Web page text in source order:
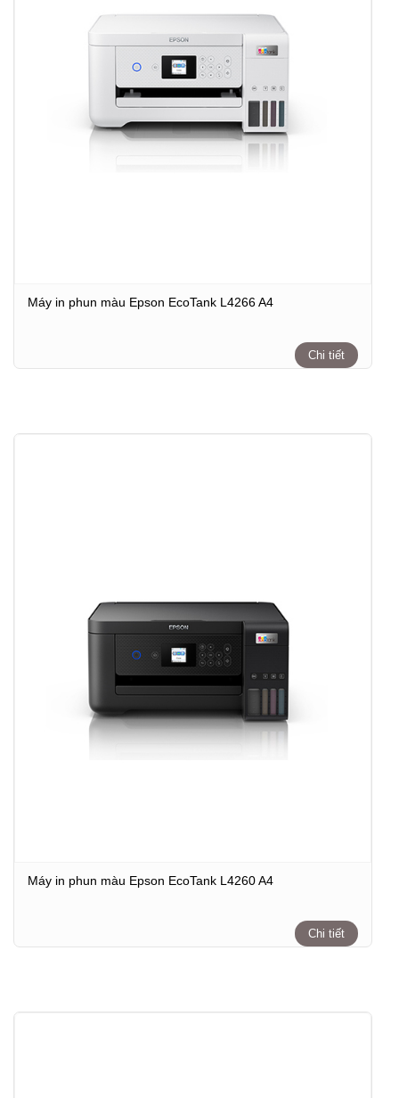
Máy in phun màu Epson EcoTank L4266 A4
Chi tiết
Máy in phun màu Epson EcoTank L4260 A4
Chi tiết